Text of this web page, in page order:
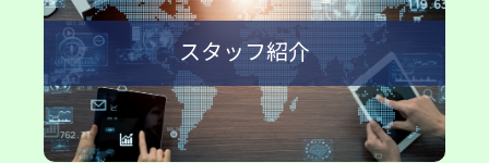
スタッフ紹介